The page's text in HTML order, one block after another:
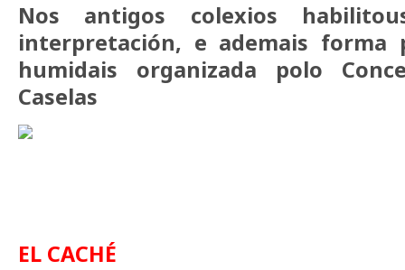
Nos antigos colexios
interpretación, e ademais forma
humidais organizada polo
Caselas
EL CACHÉ